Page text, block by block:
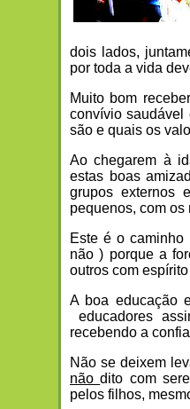
dois lados,
por toda a vida
Muito bom
convívio saudável
são e quais os
Ao chegarem à
estas boas
grupos externos
pequenos, com os
Este é o caminho
não ) porque a
outros com
A boa educação
educadores
recebendo a
Não se deixem
nãodito com
pelos filhos,